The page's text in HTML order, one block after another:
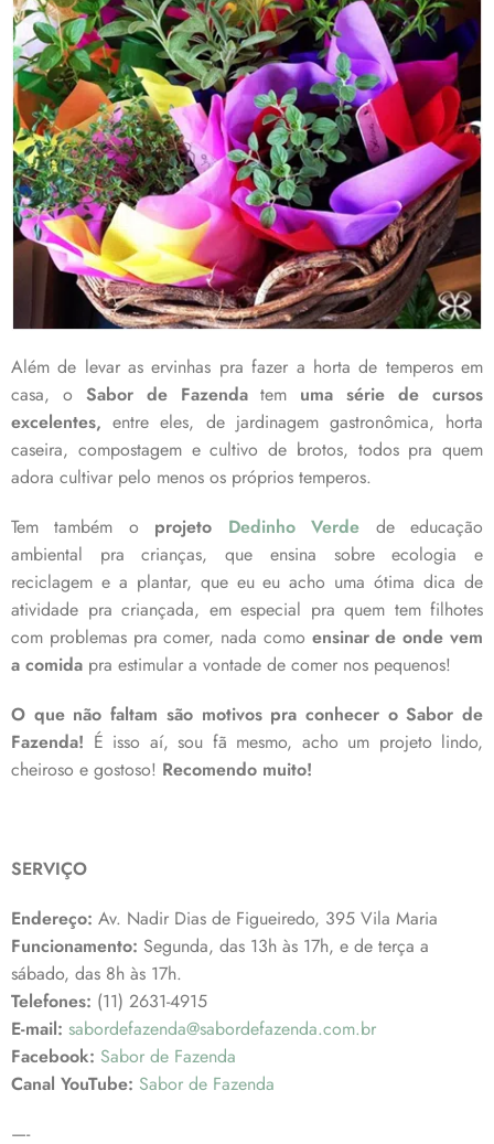
Além de levar as ervinhas pra fazer a horta de temperos em
casa, o Sabor de Fazendatem uma série de cursos
excelentes, entre eles, de jardinagem gastronômica, horta
caseira, compostagem e cultivo de brotos, todos pra quem
adora cultivar pelo menos os próprios temperos.
Tem também o projeto Dedinho Verde de educação
ambiental pra crianças, que ensina sobre ecologia e
reciclagem e a plantar, que eu eu acho uma ótima dica de
atividade pra criançada, em especial pra quem tem filhotes
com problemas pra comer, nada como ensinar de onde vem
a comida pra estimular a vontade de comer nos pequenos!
O que não faltam são motivos pra conhecer o Sabor de
Fazenda! É isso aí, sou fã mesmo, acho um projeto lindo,
cheiroso e gostoso! Recomendo muito!
SERVIÇO
Endereço: Av. Nadir Dias de Figueiredo, 395 Vila Maria
Funcionamento: Segunda, das 13h às 17h, e de terça a
sábado, das 8h às 17h.
Telefones: (11) 2631-4915
E-mail: sabordefazenda@sabordefazenda.com.br
Facebook: Sabor de Fazenda
Canal YouTube: Sabor de Fazenda
—-